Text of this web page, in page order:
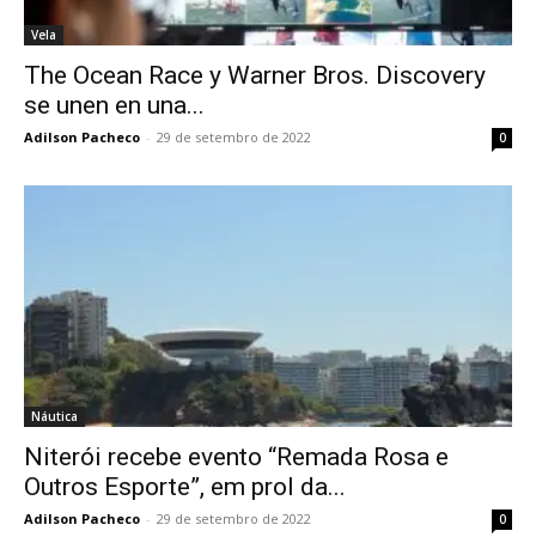
Vela
The Ocean Race y Warner Bros. Discovery
se unen en una...
Adilson Pacheco - 29 de setembro de 2022 0
Náutica
Niterói recebe evento “Remada Rosa e
Outros Esporte”, em prol da...
Adilson Pacheco - 29 de setembro de 2022 0